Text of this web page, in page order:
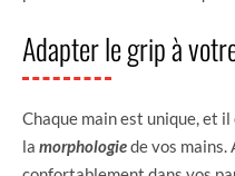
Adapter le grip à
Chaque main est unique, et
la morphologiede vos mains.